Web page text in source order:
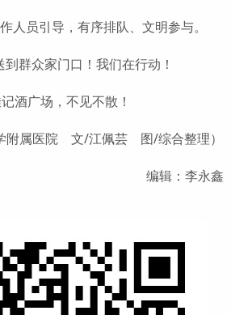
员引导，有序排队、文明参与。
群众家门口！我们在行动！
广场，不见不散！
附属医院 文/江佩芸 图/综合整理）
编辑：李永鑫